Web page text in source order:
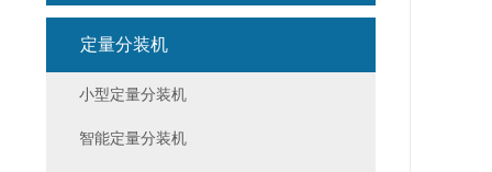
定量分装机
小型定量分装机
智能定量分装机